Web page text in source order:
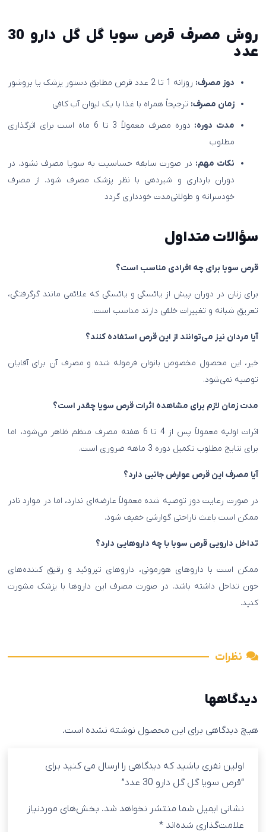
روش مصرف قرص سویا گل گل دارو 30
عدد
دوز مصرف: روزانه 1 تا 2 عدد قرص مطابق دستور پزشک یا بروشور
زمان مصرف: ترجیحاً همراه با غذا با یک لیوان آب کافی
مدت دوره:
دوره مصرف معمولاً 3 تا 6 ماه است برای اثرگذاری
مطلوب
نکات مهم: در صورت سابقه حساسیت به سویا مصرف نشود. در
دوران بارداری و شیردهی با نظر پزشک مصرف شود. از مصرف
خودسرانه و طولانی‌مدت خودداری گردد
سؤالات متداول
قرص سویا برای چه افرادی مناسب است؟
برای زنان در دوران پیش از یائسگی و یائسگی که علائمی مانند گرگرفتگی،
تعریق شبانه و تغییرات خلقی دارند مناسب است.
آیا مردان نیز می‌توانند از این قرص استفاده کنند؟
خیر، این محصول مخصوص بانوان فرموله شده و مصرف آن برای آقایان
توصیه نمی‌شود.
مدت زمان لازم برای مشاهده اثرات قرص سویا چقدر است؟
اثرات اولیه معمولاً پس از 4 تا 6 هفته مصرف منظم ظاهر می‌شود، اما
برای نتایج مطلوب تکمیل دوره 3 ماهه ضروری است.
آیا مصرف این قرص عوارض جانبی دارد؟
در صورت رعایت دوز توصیه شده معمولاً عارضه‌ای ندارد، اما در موارد نادر
ممکن است باعث ناراحتی گوارشی خفیف شود.
تداخل دارویی قرص سویا با چه داروهایی دارد؟
ممکن است با داروهای هورمونی، داروهای تیروئید و رقیق کننده‌های
خون تداخل داشته باشد. در صورت مصرف این داروها با پزشک مشورت
کنید.
نظرات
دیدگاهها
هیچ دیدگاهی برای این محصول نوشته نشده است.
اولین نفری باشید که دیدگاهی را ارسال می کنید برای
“قرص سویا گل گل دارو 30 عدد”
نشانی ایمیل شما منتشر نخواهد شد. بخش‌های موردنیاز
علامت‌گذاری شده‌اند *